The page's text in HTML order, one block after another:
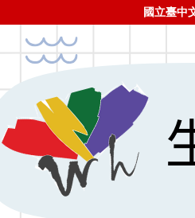
國立臺中